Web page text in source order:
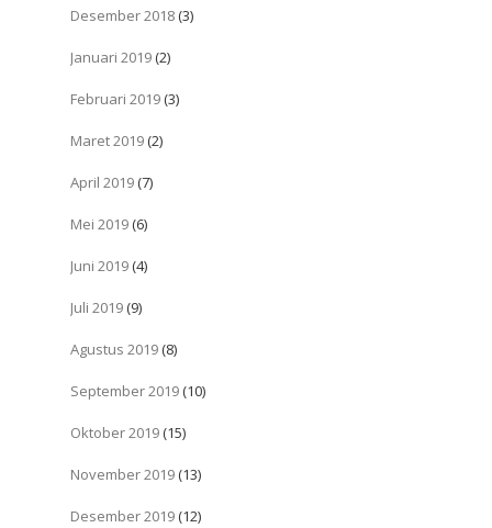
Desember 2018 (3)
Januari 2019 (2)
Februari 2019 (3)
Maret 2019 (2)
April 2019 (7)
Mei 2019 (6)
Juni 2019 (4)
Juli 2019 (9)
Agustus 2019 (8)
September 2019 (10)
Oktober 2019 (15)
November 2019 (13)
Desember 2019 (12)